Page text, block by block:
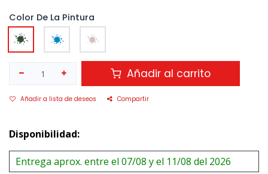
Color De La Pintura
Añadir al carrito
Añadir a lista de deseos Compartir
Disponibilidad:
Entrega aprox. entre el 07/08 y el 11/08 del 2026